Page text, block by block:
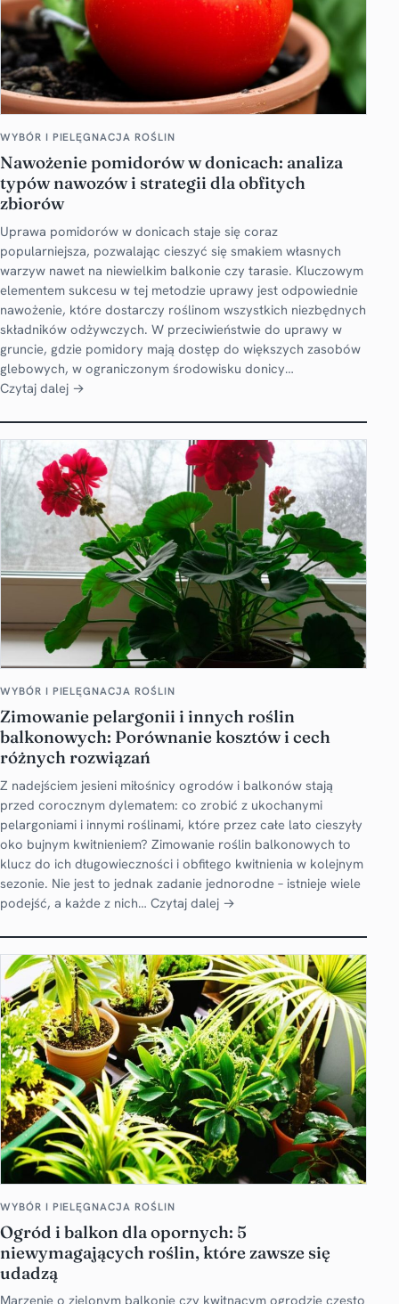
WYBÓR I PIELĘGNACJA ROŚLIN
Nawożenie pomidorów w donicach: analiza
typów nawozów i strategii dla obfitych
zbiorów
Uprawa pomidorów w donicach staje się coraz
popularniejsza, pozwalając cieszyć się smakiem własnych
warzyw nawet na niewielkim balkonie czy tarasie. Kluczowym
elementem sukcesu w tej metodzie uprawy jest odpowiednie
nawożenie, które dostarczy roślinom wszystkich niezbędnych
składników odżywczych. W przeciwieństwie do uprawy w
gruncie, gdzie pomidory mają dostęp do większych zasobów
glebowych, w ograniczonym środowisku donicy…
Czytaj dalej →
WYBÓR I PIELĘGNACJA ROŚLIN
Zimowanie pelargonii i innych roślin
balkonowych: Porównanie kosztów i cech
różnych rozwiązań
Z nadejściem jesieni miłośnicy ogrodów i balkonów stają
przed corocznym dylematem: co zrobić z ukochanymi
pelargoniami i innymi roślinami, które przez całe lato cieszyły
oko bujnym kwitnieniem? Zimowanie roślin balkonowych to
klucz do ich długowieczności i obfitego kwitnienia w kolejnym
sezonie. Nie jest to jednak zadanie jednorodne – istnieje wiele
podejść, a każde z nich… Czytaj dalej →
WYBÓR I PIELĘGNACJA ROŚLIN
Ogród i balkon dla opornych: 5
niewymagających roślin, które zawsze się
udadzą
Marzenie o zielonym balkonie czy kwitnącym ogrodzie często